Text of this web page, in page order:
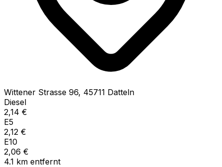
Wittener Strasse 96, 45711 Datteln
Diesel
2,14 €
E5
2,12 €
E10
2,06 €
4.1 km entfernt